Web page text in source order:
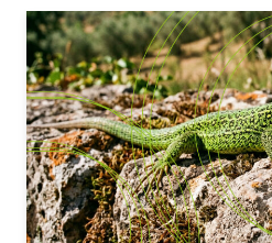
La differenza sta nel modo